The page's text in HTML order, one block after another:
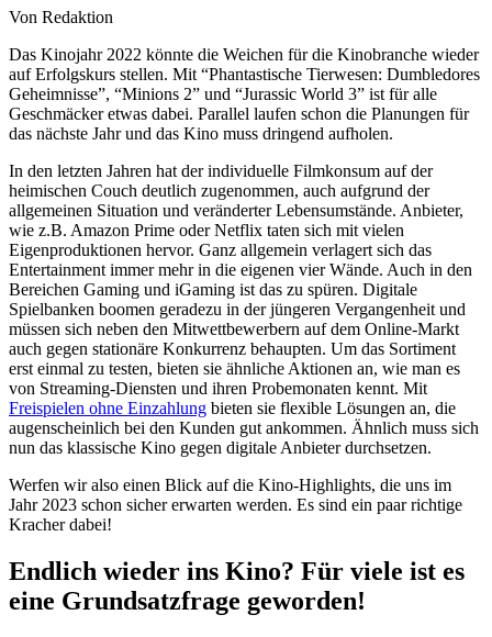
Von Redaktion
Das Kinojahr 2022 könnte die Weichen für die Kinobranche wieder
auf Erfolgskurs stellen. Mit “Phantastische Tierwesen: Dumbledores
Geheimnisse”, “Minions 2” und “Jurassic World 3” ist für alle
Geschmäcker etwas dabei. Parallel laufen schon die Planungen für
das nächste Jahr und das Kino muss dringend aufholen.
In den letzten Jahren hat der individuelle Filmkonsum auf der
heimischen Couch deutlich zugenommen, auch aufgrund der
allgemeinen Situation und veränderter Lebensumstände. Anbieter,
wie z.B. Amazon Prime oder Netflix taten sich mit vielen
Eigenproduktionen hervor. Ganz allgemein verlagert sich das
Entertainment immer mehr in die eigenen vier Wände. Auch in den
Bereichen Gaming und iGaming ist das zu spüren. Digitale
Spielbanken boomen geradezu in der jüngeren Vergangenheit und
müssen sich neben den Mitwettbewerbern auf dem Online-Markt
auch gegen stationäre Konkurrenz behaupten. Um das Sortiment
erst einmal zu testen, bieten sie ähnliche Aktionen an, wie man es
von Streaming-Diensten und ihren Probemonaten kennt. Mit
Freispielen ohne Einzahlung bieten sie flexible Lösungen an, die
augenscheinlich bei den Kunden gut ankommen. Ähnlich muss sich
nun das klassische Kino gegen digitale Anbieter durchsetzen.
Werfen wir also einen Blick auf die Kino-Highlights, die uns im
Jahr 2023 schon sicher erwarten werden. Es sind ein paar richtige
Kracher dabei!
Endlich wieder ins Kino? Für viele ist es
eine Grundsatzfrage geworden!